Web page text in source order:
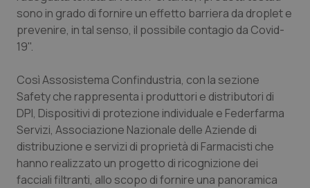
Lombardia
Molise
Piemonte
Provincia Autonoma di Bolzano
Dolore
Epatiti
HIV
Infezioni & Febbre
sono in grado di fornire un effetto barriera da droplet e
prevenire, in tal senso, il possibile contagio da Covid-
19".
Così Assosistema Confindustria, con la sezione
Safety che rappresenta i produttori e distributori di
DPI, Dispositivi di protezione individuale e Federfarma
Servizi, Associazione Nazionale delle Aziende di
distribuzione e servizi di proprietà di Farmacisti che
hanno realizzato un progetto di ricognizione dei
facciali filtranti, allo scopo di fornire una panoramica